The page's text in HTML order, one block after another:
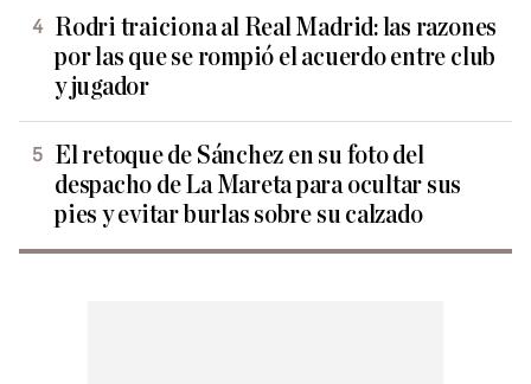
Rodri traiciona al Real Madrid: las razones
por las que se rompió el acuerdo entre club
y jugador
El retoque de Sánchez en su foto del
despacho de La Mareta para ocultar sus
pies y evitar burlas sobre su calzado